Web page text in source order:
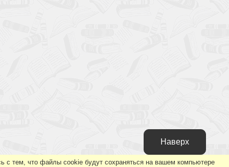
с тем, что файлы cookie будут сохраняться на вашем компьютере
Наверх